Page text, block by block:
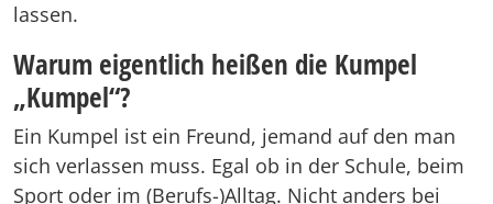
lassen.
Warum eigentlich heißen die Kumpel
„Kumpel“?
Ein Kumpel ist ein Freund, jemand auf den man
sich verlassen muss. Egal ob in der Schule, beim
Sport oder im (Berufs-)Alltag. Nicht anders bei